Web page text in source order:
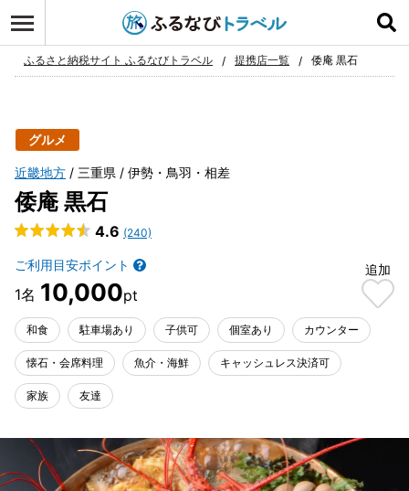
お気に入り
ふるさと納税サイト ふるなびトラベル 提携店一覧 倭庵 黒石
グルメ
近畿地方 三重県 伊勢・鳥羽・相差
倭庵 黒石
4.6 (240)
ご利用目安ポイント
10,000
追加
和食 駐車場あり 子供可 個室あり カウンター
懐石・会席料理 魚介・海鮮 キャッシュレス決済可
家族 友達